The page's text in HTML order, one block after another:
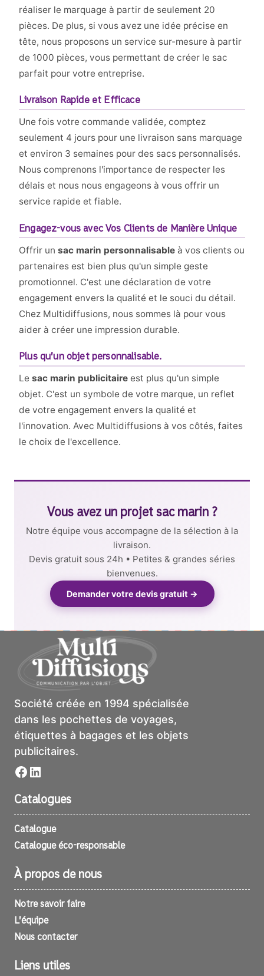
réaliser le marquage à partir de seulement 20
pièces. De plus, si vous avez une idée précise en
tête, nous proposons un service sur-mesure à partir
de 1000 pièces, vous permettant de créer le sac
parfait pour votre entreprise.
Livraison Rapide et Efficace
Une fois votre commande validée, comptez
seulement 4 jours pour une livraison sans marquage
et environ 3 semaines pour des sacs personnalisés.
Nous comprenons l'importance de respecter les
délais et nous nous engageons à vous offrir un
service rapide et fiable.
Engagez-vous avec Vos Clients de Manière Unique
Offrir un sac marin personnalisable à vos clients ou
partenaires est bien plus qu'un simple geste
promotionnel. C'est une déclaration de votre
engagement envers la qualité et le souci du détail.
Chez Multidiffusions, nous sommes là pour vous
aider à créer une impression durable.
Plus qu’un objet personnalisable.
Le sac marin publicitaire est plus qu'un simple
objet. C'est un symbole de votre marque, un reflet
de votre engagement envers la qualité et
l'innovation. Avec Multidiffusions à vos côtés, faites
le choix de l'excellence.
Vous avez un projet sac marin ?
Notre équipe vous accompagne de la sélection à la
livraison.
Devis gratuit sous 24h • Petites & grandes séries
bienvenues.
Demander votre devis gratuit →
Société créée en 1994 spécialisée
dans les pochettes de voyages,
étiquettes à bagages et les objets
publicitaires.
Facebook
LinkedIn
Catalogues
Catalogue
Catalogue éco-responsable
À propos de nous
Notre savoir faire
L’équipe
Nous contacter
Liens utiles